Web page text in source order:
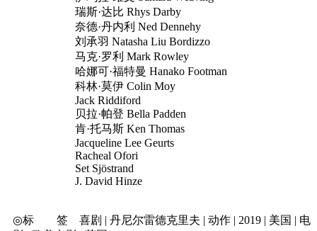
瑞斯·达比 Rhys Darby
奈德·丹内利 Ned Dennehy
刘承羽 Natasha Liu Bordizzo
马克·罗利 Mark Rowley
哈娜可·福特曼 Hanako Footman
科林·莫伊 Colin Moy
Jack Riddiford
贝拉·帕登 Bella Padden
肯·托马斯 Ken Thomas
Jacqueline Lee Geurts
Racheal Ofori
Set Sjöstrand
J. David Hinze
◎标 签 喜剧 | 丹尼尔雷德克里夫 | 动作 | 2019 | 美国 | 电